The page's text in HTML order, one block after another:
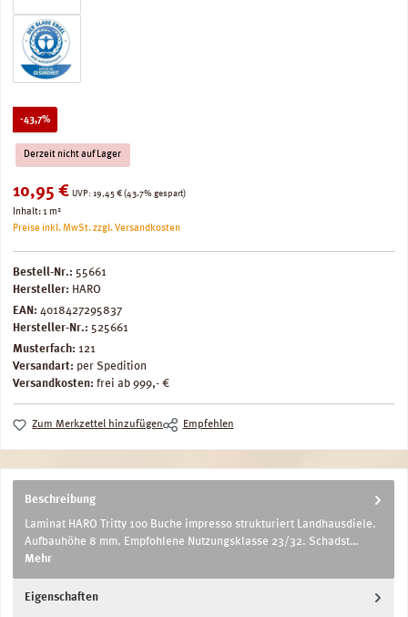
-43,7%Rabatt
Derzeit nicht auf Lager
Verkaufspreis:
10,95 € UVP: Regulärer Preis:
19,45 € (43.7% gespart)
Inhalt:1 m²
Preise inkl. MwSt. zzgl. Versandkosten
Bestell-Nr.: 55661
Hersteller: HARO
EAN: 4018427295837
Hersteller-Nr.: 525661
Musterfach: 121
Versandart: per Spedition
Versandkosten: frei ab 999,- €
Zum Merkzettel hinzufügen Empfehlen
Beschreibung
Laminat HARO Tritty 100 Buche impresso strukturiert Landhausdiele.
Aufbauhöhe 8 mm. Empfohlene Nutzungsklasse 23/32. Schadst…
Mehr
Eigenschaften